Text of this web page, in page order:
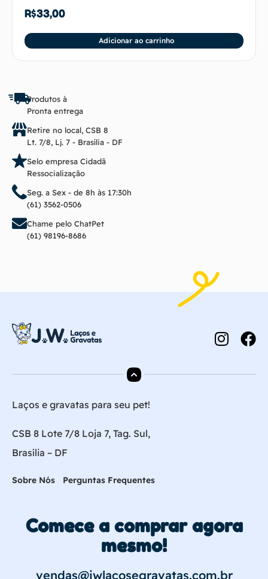
R$33,00
Adicionar ao carrinho
Produtos à
Pronta entrega
Retire no local, CSB 8
Lt. 7/8, Lj. 7 - Brasília - DF
Selo empresa Cidadã
Ressocialização
Seg. a Sex - de 8h às 17:30h
(61) 3562-0506
Chame pelo ChatPet
(61) 98196-8686
Laços e gravatas para seu pet!
CSB 8 Lote 7/8 Loja 7, Tag. Sul,
Brasília – DF
Sobre Nós Perguntas Frequentes
Comece a comprar agora
mesmo!
vendas@jwlacosegravatas.com.br